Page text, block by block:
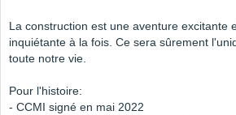
La construction est une aventure excitante
inquiétante à la fois. Ce sera sûrement
toute notre vie.
Pour l'histoire:
- CCMI signé en mai 2022